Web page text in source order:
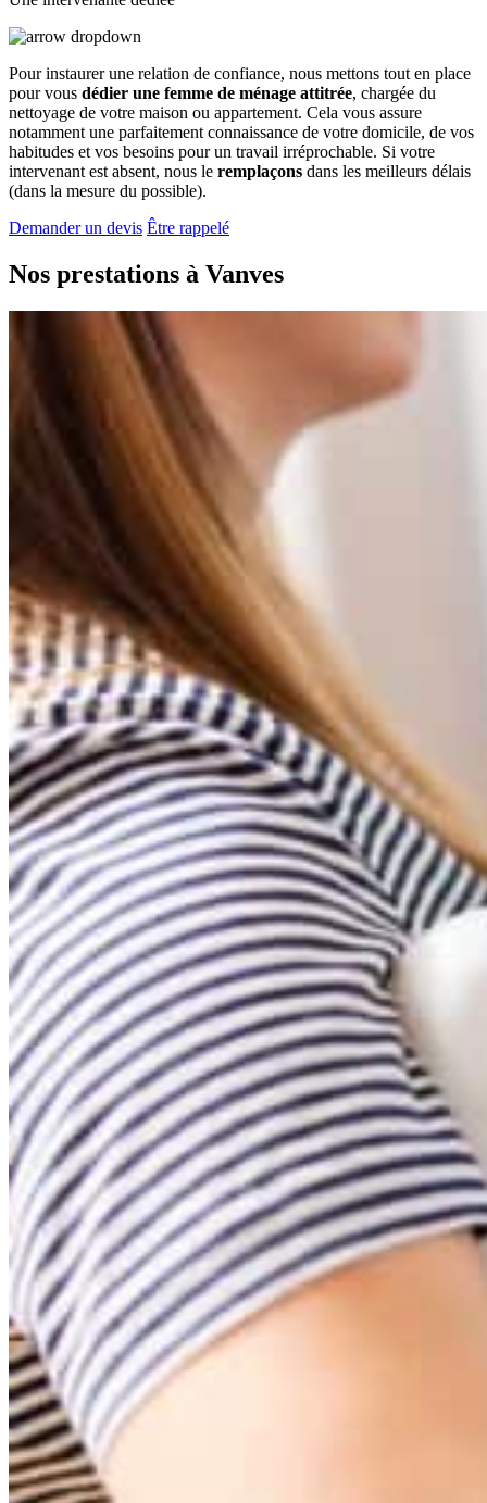
Pour instaurer une relation de confiance, nous mettons tout en place
pour vous dédier une femme de ménage attitrée, chargée du
nettoyage de votre maison ou appartement. Cela vous assure
notamment une parfaitement connaissance de votre domicile, de vos
habitudes et vos besoins pour un travail irréprochable. Si votre
intervenant est absent, nous le remplaçons dans les meilleurs délais
(dans la mesure du possible).
Demander un devis Être rappelé
Nos prestations à Vanves